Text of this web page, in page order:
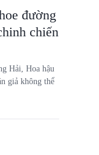
đường
chiến
Hải, Hoa hậu
giả không thể